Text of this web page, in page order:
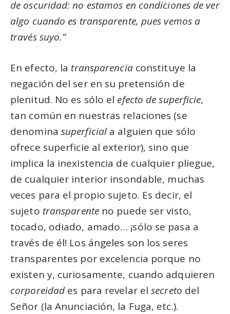
de oscuridad: no estamos en condiciones de ver
algo cuando es transparente, pues vemos a
través suyo.”
En efecto, la transparencia constituye la
negación del ser en su pretensión de
plenitud. No es sólo el efecto de superficie,
tan común en nuestras relaciones (se
denomina superficial a alguien que sólo
ofrece superficie al exterior), sino que
implica la inexistencia de cualquier pliegue,
de cualquier interior insondable, muchas
veces para el propio sujeto. Es decir, el
sujeto transparenteno puede ser visto,
tocado, odiado, amado… ¡sólo se pasa a
través de él! Los ángeles son los seres
transparentes por excelencia porque no
existen y, curiosamente, cuando adquieren
corporeidades para revelar elsecreto del
Señor (la Anunciación, la Fuga, etc.).